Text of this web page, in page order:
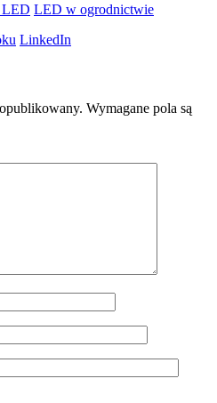
LED LED w ogrodnictwie
LinkedIn
Wymagane pola są